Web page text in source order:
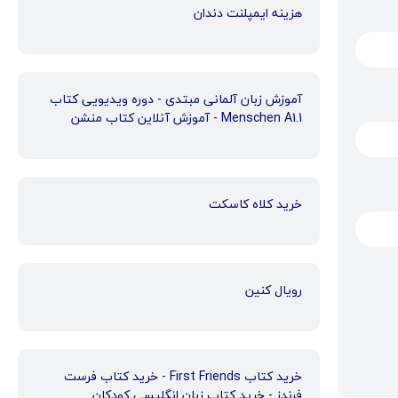
هزینه ایمپلنت دندان
آموزش زبان آلمانی مبتدی - دوره ویدیویی کتاب
Menschen A1.1 - آموزش آنلاین کتاب منشن
خرید کلاه کاسکت
رویال کنین
خرید کتاب First Friends - خرید کتاب فرست